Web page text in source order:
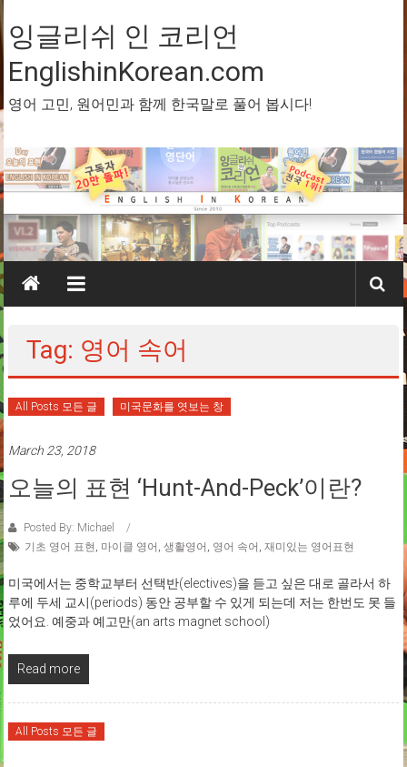
Skip
to
content
잉글리쉬 인 코리언
EnglishinKorean.com
영어 고민, 원어민과 함께 한국말로 풀어 봅시다!
Tag: 영어 속어
All Posts 모든 글 미국문화를 엿보는 창
March 23, 2018
오늘의 표현 ‘Hunt-And-Peck’이란?
Posted By: Michael
기초 영어 표현 , 마이클 영어 , 생활영어 , 영어 속어 , 재미있는 영어표현
미국에서는 중학교부터 선택반(electives)을 듣고 싶은 대로 골라서 하
루에 두세 교시(periods) 동안 공부할 수 있게 되는데 저는 한번도 못 들
었어요. 예중과 예고만(an arts magnet school)
Read more
All Posts 모든 글